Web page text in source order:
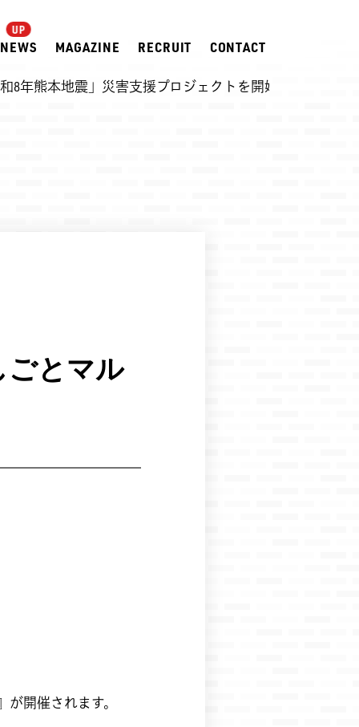
NEWS MAGAZINE RECRUIT CONTACT
地震」災害支援プロジェクトを開始 2026.07.28 ... 【レ
ごとマル
開催されます。